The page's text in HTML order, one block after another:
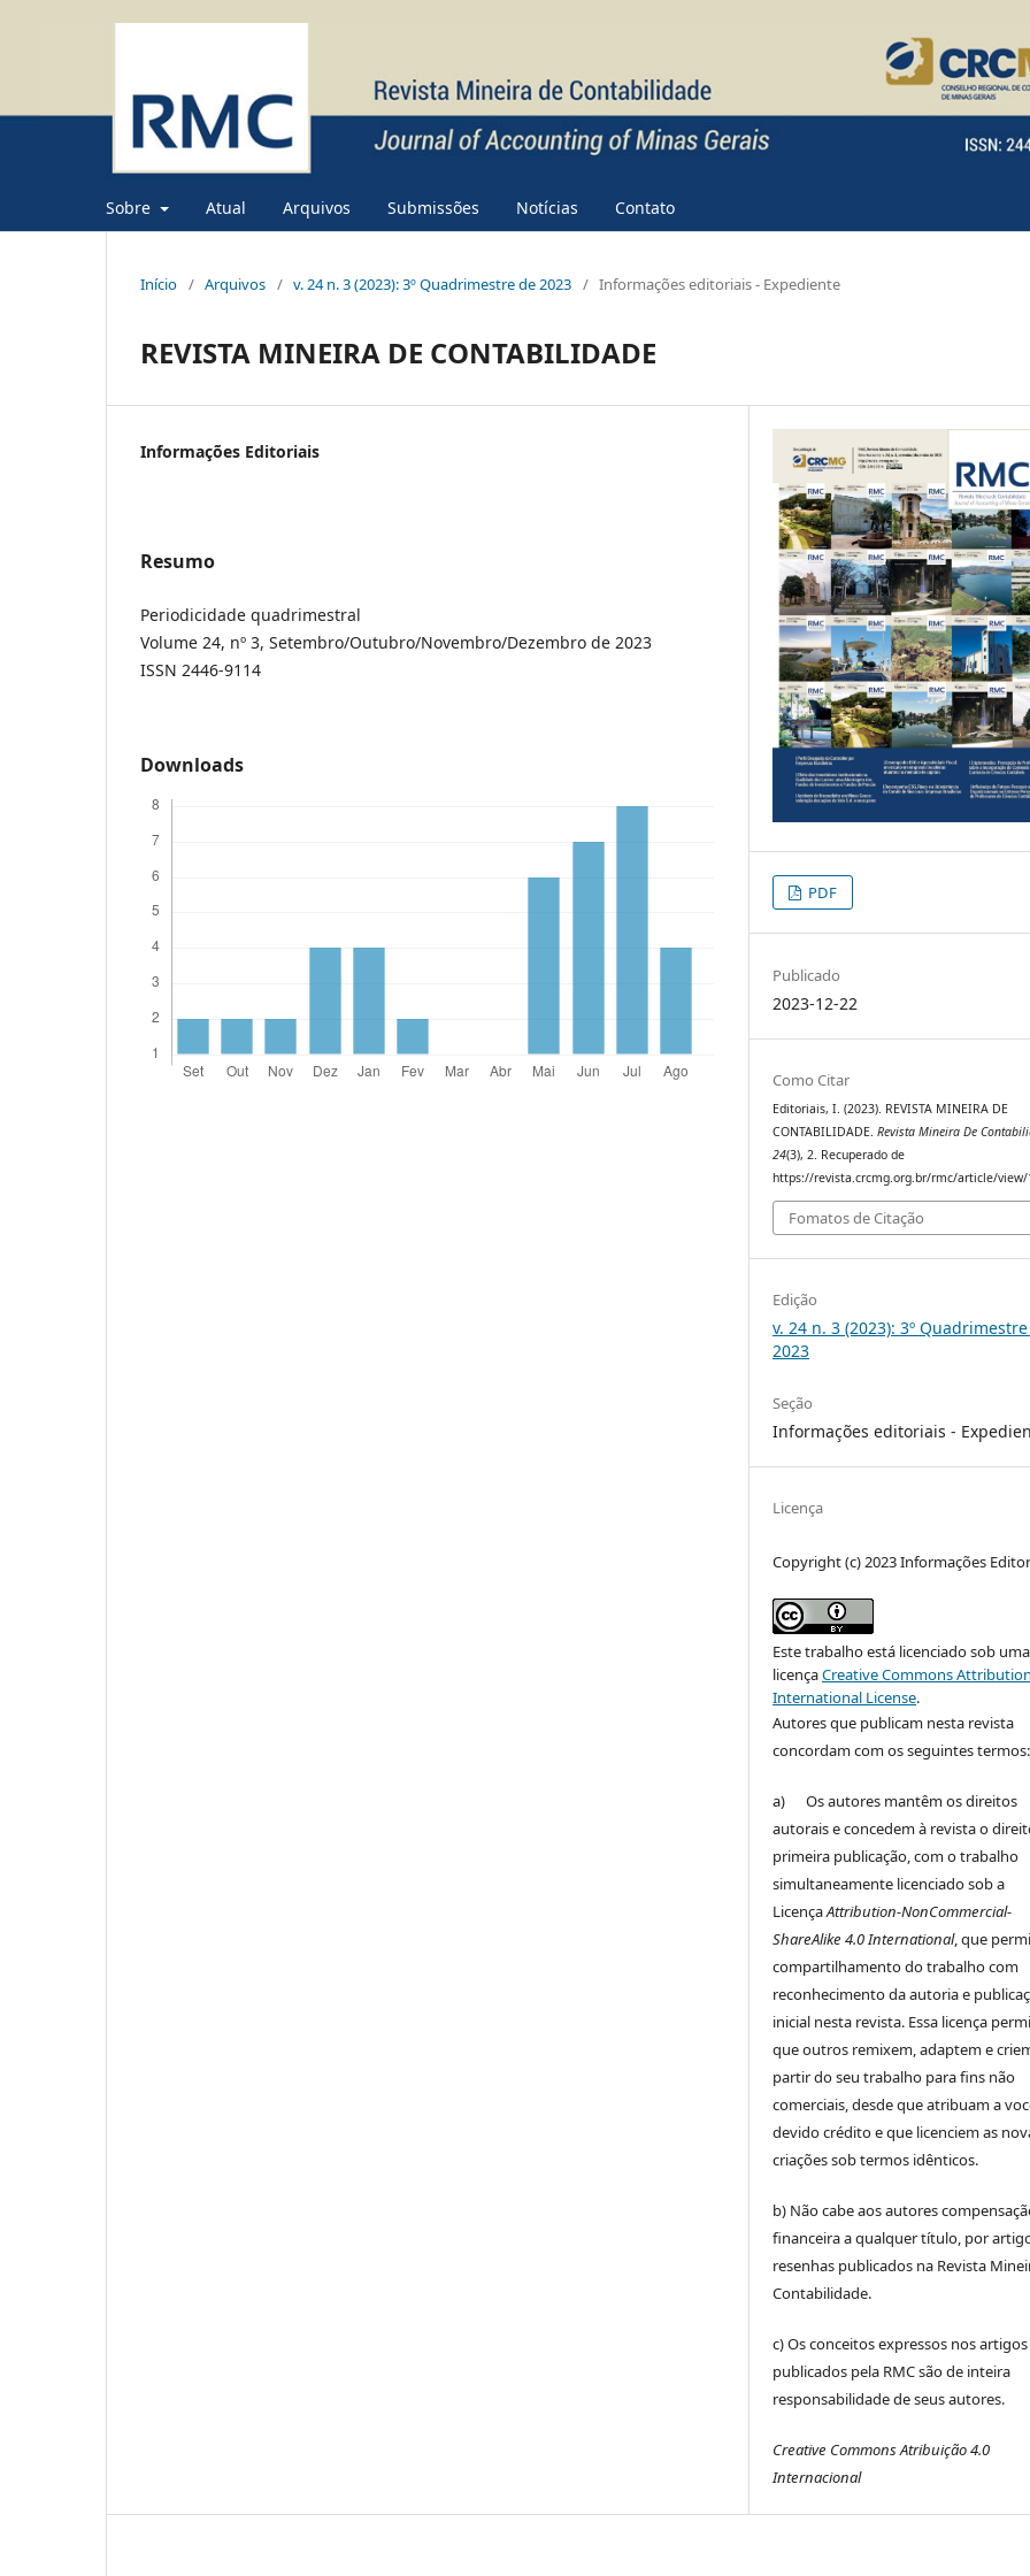
Sobre Atual Arquivos Submissões Notícias Contato
Início / Arquivos / v. 24 n. 3 (2023): 3º Quadrimestre de 2023 / Informações editoriais - Expediente
REVISTA MINEIRA DE CONTABILIDADE
Informações Editoriais
Resumo
Periodicidade quadrimestral
Volume 24, nº 3, Setembro/Outubro/Novembro/Dezembro de 2023
ISSN 2446-9114
Downloads
PDF
Publicado
2023-12-22
Como Citar
Editoriais, I. (2023). REVISTA MINEIRA DE
CONTABILIDADE.Revista Mineira De
24(3), 2. Recuperado de
https://revista.crcmg.org.br/rmc/article/view/
Fomatos de Citação
Edição
v. 24 n. 3 (2023): 3º
2023
Seção
Informações editoriais -
Licença
Copyright (c) 2023 Informações
Este trabalho está licenciado sob uma
licençaCreative Commons
International License.
Autores que publicam nesta revista
concordam com os seguintes termos:
a) Os autores mantêm os direitos
autorais e concedem à revista o
primeira publicação, com o trabalho
simultaneamente licenciado sob a
LicençaAttribution-NonCommercial-
ShareAlike 4.0 International, que
compartilhamento do trabalho com
reconhecimento da autoria e
inicial nesta revista. Essa licença
que outros remixem, adaptem e
partir do seu trabalho para fins não
comerciais, desde que atribuam a
devido crédito e que licenciem as
criações sob termos idênticos.
b) Não cabe aos autores
financeira a qualquer título, por
resenhas publicados na Revista
Contabilidade.
c) Os conceitos expressos nos artigos
publicados pela RMC são de inteira
responsabilidade de seus autores.
Creative Commons Atribuição 4.0
Internacional